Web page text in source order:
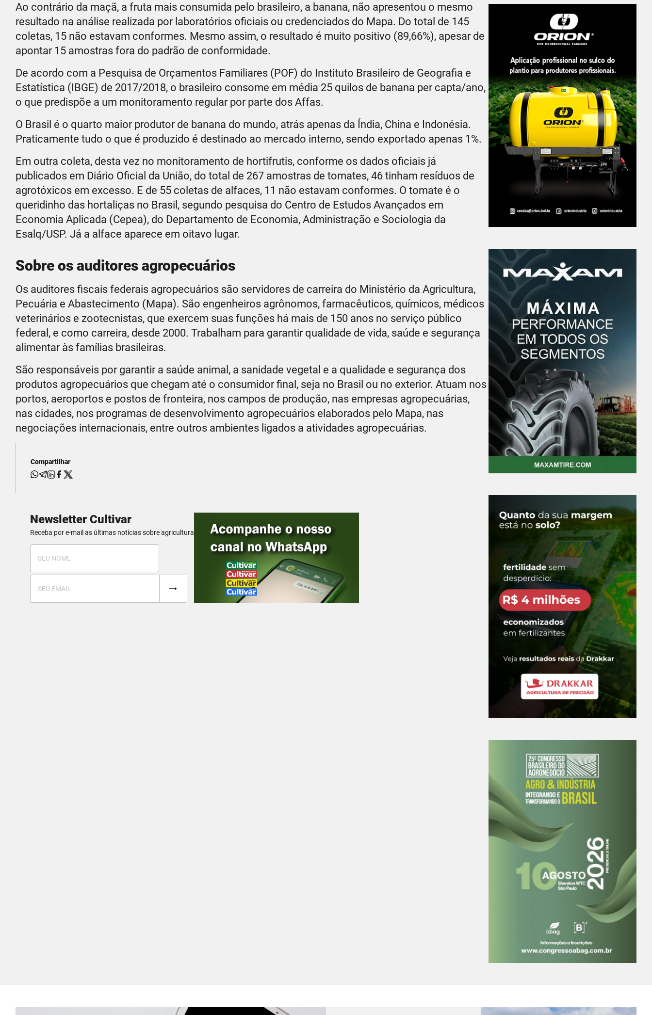
Ao contrário da maçã, a fruta mais consumida pelo brasileiro, a banana, não apresentou o mesmo
resultado na análise realizada por laboratórios oficiais ou credenciados do Mapa. Do total de 145
coletas, 15 não estavam conformes. Mesmo assim, o resultado é muito positivo (89,66%), apesar de
apontar 15 amostras fora do padrão de conformidade.
De acordo com a Pesquisa de Orçamentos Familiares (POF) do Instituto Brasileiro de Geografia e
Estatística (IBGE) de 2017/2018, o brasileiro consome em média 25 quilos de banana per capta/ano,
o que predispõe a um monitoramento regular por parte dos Affas.
O Brasil é o quarto maior produtor de banana do mundo, atrás apenas da Índia, China e Indonésia.
Praticamente tudo o que é produzido é destinado ao mercado interno, sendo exportado apenas 1%.
Em outra coleta, desta vez no monitoramento de hortifrutis, conforme os dados oficiais já
publicados em Diário Oficial da União, do total de 267 amostras de tomates, 46 tinham resíduos de
agrotóxicos em excesso. E de 55 coletas de alfaces, 11 não estavam conformes. O tomate é o
queridinho das hortaliças no Brasil, segundo pesquisa do Centro de Estudos Avançados em
Economia Aplicada (Cepea), do Departamento de Economia, Administração e Sociologia da
Esalq/USP. Já a alface aparece em oitavo lugar.
Sobre os auditores agropecuários
Os auditores fiscais federais agropecuários são servidores de carreira do Ministério da Agricultura,
Pecuária e Abastecimento (Mapa). São engenheiros agrônomos, farmacêuticos, químicos, médicos
veterinários e zootecnistas, que exercem suas funções há mais de 150 anos no serviço público
federal, e como carreira, desde 2000. Trabalham para garantir qualidade de vida, saúde e segurança
alimentar às famílias brasileiras.
São responsáveis por garantir a saúde animal, a sanidade vegetal e a qualidade e segurança dos
produtos agropecuários que chegam até o consumidor final, seja no Brasil ou no exterior. Atuam nos
portos, aeroportos e postos de fronteira, nos campos de produção, nas empresas agropecuárias,
nas cidades, nos programas de desenvolvimento agropecuários elaborados pelo Mapa, nas
negociações internacionais, entre outros ambientes ligados a atividades agropecuárias.
Compartilhar
Newsletter Cultivar
Receba por e-mail as últimas notícias sobre agricultura